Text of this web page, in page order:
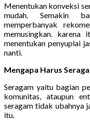
Menentukan konveksi
mudah. Semakin
memperbanyak
memusingkan.
menentukan penyuplai
nanti.
Mengapa Harus
Seragam yaitu bagian
komunitas, ataupun
seragam tidak ubahnya
itu.